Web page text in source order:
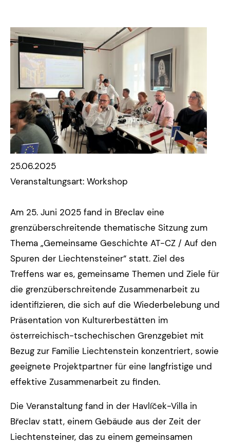
25.06.2025
Veranstaltungsart: Workshop
Am 25. Juni 2025 fand in Břeclav eine
grenzüberschreitende thematische Sitzung zum
Thema „Gemeinsame Geschichte AT-CZ / Auf den
Spuren der Liechtensteiner“ statt. Ziel des
Treffens war es, gemeinsame Themen und Ziele für
die grenzüberschreitende Zusammenarbeit zu
identifizieren, die sich auf die Wiederbelebung und
Präsentation von Kulturerbestätten im
österreichisch-tschechischen Grenzgebiet mit
Bezug zur Familie Liechtenstein konzentriert, sowie
geeignete Projektpartner für eine langfristige und
effektive Zusammenarbeit zu finden.
Die Veranstaltung fand in der Havlíček-Villa in
Břeclav statt, einem Gebäude aus der Zeit der
Liechtensteiner, das zu einem gemeinsamen